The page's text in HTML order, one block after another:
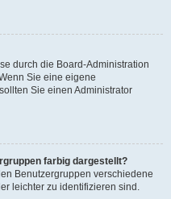
durch die Board-Administration
Sie eine eigene
Sie einen Administrator
farbig dargestellt?
Benutzergruppen verschiedene
leichter zu identifizieren sind.